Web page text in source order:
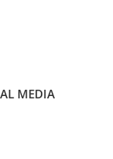
MEDIA